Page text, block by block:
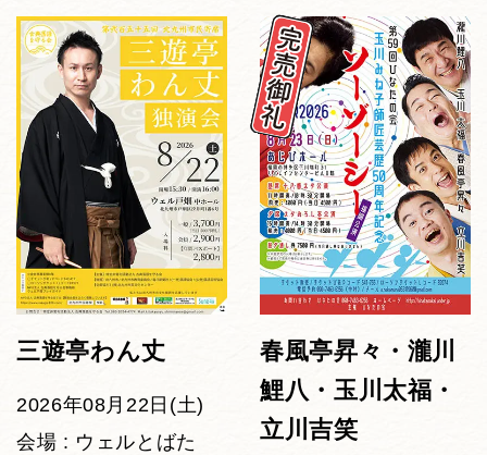
三遊亭わん丈
2026年08月22日(土)
会場 : ウェルとばた
春風亭昇々・瀧川
鯉八・玉川太福・
立川吉笑